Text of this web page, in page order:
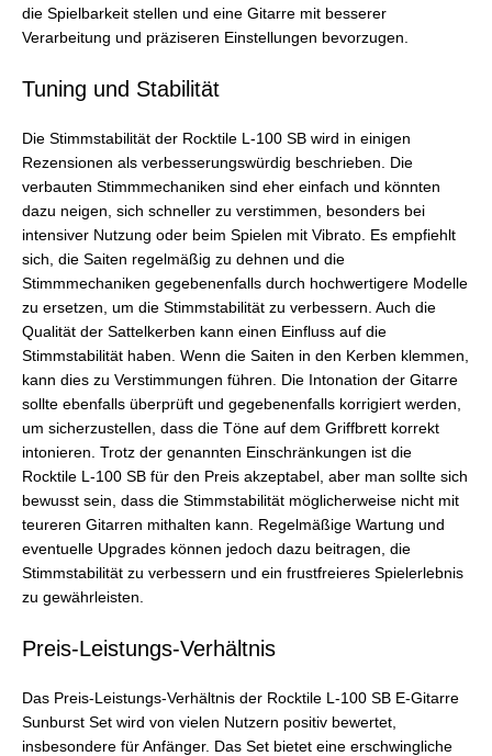
die Spielbarkeit stellen und eine Gitarre mit besserer
Verarbeitung und präziseren Einstellungen bevorzugen.
Tuning und Stabilität
Die Stimmstabilität der Rocktile L-100 SB wird in einigen
Rezensionen als verbesserungswürdig beschrieben. Die
verbauten Stimmmechaniken sind eher einfach und könnten
dazu neigen, sich schneller zu verstimmen, besonders bei
intensiver Nutzung oder beim Spielen mit Vibrato. Es empfiehlt
sich, die Saiten regelmäßig zu dehnen und die
Stimmmechaniken gegebenenfalls durch hochwertigere Modelle
zu ersetzen, um die Stimmstabilität zu verbessern. Auch die
Qualität der Sattelkerben kann einen Einfluss auf die
Stimmstabilität haben. Wenn die Saiten in den Kerben klemmen,
kann dies zu Verstimmungen führen. Die Intonation der Gitarre
sollte ebenfalls überprüft und gegebenenfalls korrigiert werden,
um sicherzustellen, dass die Töne auf dem Griffbrett korrekt
intonieren. Trotz der genannten Einschränkungen ist die
Rocktile L-100 SB für den Preis akzeptabel, aber man sollte sich
bewusst sein, dass die Stimmstabilität möglicherweise nicht mit
teureren Gitarren mithalten kann. Regelmäßige Wartung und
eventuelle Upgrades können jedoch dazu beitragen, die
Stimmstabilität zu verbessern und ein frustfreieres Spielerlebnis
zu gewährleisten.
Preis-Leistungs-Verhältnis
Das Preis-Leistungs-Verhältnis der Rocktile L-100 SB E-Gitarre
Sunburst Set wird von vielen Nutzern positiv bewertet,
insbesondere für Anfänger. Das Set bietet eine erschwingliche